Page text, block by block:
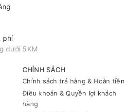
CHÍNH SÁCH
Chính sách trả hàng & Hoàn tiền
Điều khoản & Quyền lợi khách
hàng
phí
dưới 5KM